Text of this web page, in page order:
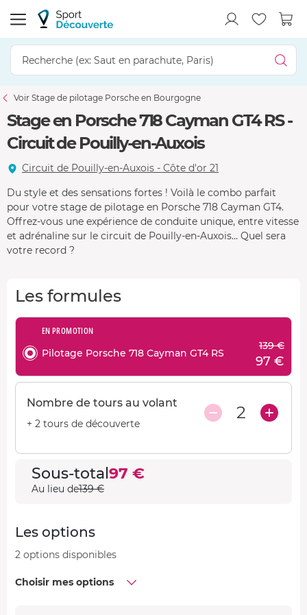
Voir Stage de pilotage Porsche en Bourgogne
Stage en Porsche 718 Cayman GT4 RS -
Circuit de Pouilly-en-Auxois
Circuit de Pouilly-en-Auxois - Côte d'or 21
Du style et des sensations fortes ! Voilà le combo parfait
pour votre stage de pilotage en Porsche 718 Cayman GT4.
Offrez-vous une expérience de conduite unique, entre vitesse
et adrénaline sur le circuit de Pouilly-en-Auxois... Quel sera
votre record ?
Les formules
EN PROMOTION
Pilotage Porsche 718 Cayman GT4 RS
139 €
97 €
Nombre de tours au volant
+ 2 tours de découverte
2
Sous-total97 €
Au lieu de139 €
Les options
2 options disponibles
Choisir mes options